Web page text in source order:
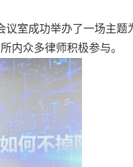
室成功举办了一场主题
内众多律师积极参与。